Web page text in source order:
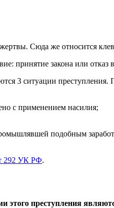
Сюда же относится
принятие закона или отказ
3 ситуации преступления.
с применением насилия;
подобным
292 УК РФ.
этого преступления